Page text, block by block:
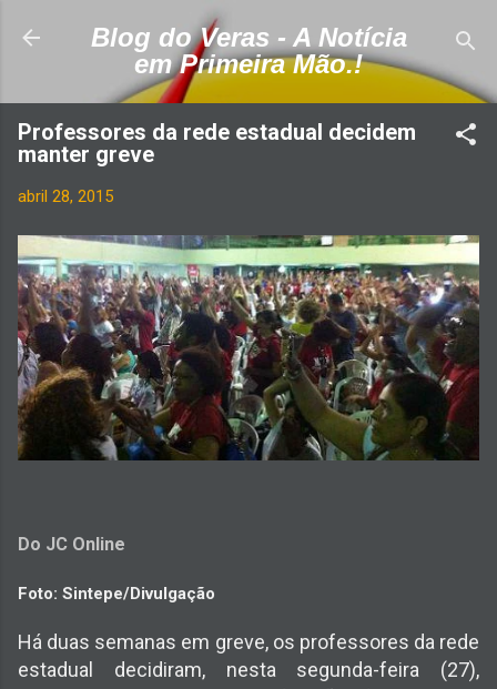
Pular para o conteúdo principal
Blog do Veras - A Notícia
em Primeira Mão.!
Professores da rede estadual decidem
manter greve
abril 28, 2015
Do JC Online
Foto: Sintepe/Divulgação
Há duas semanas em greve, os professores da rede
estadual decidiram, nesta segunda-feira (27),